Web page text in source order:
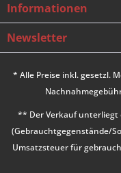
Informationen
Newsletter
* Alle Preise inkl. gesetzl.
** Der Verkauf unterliegt
(Gebrauchtgegenstände/
Umsatzsteuer für